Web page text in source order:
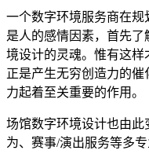
一个数字环境服务商在
是人的感情因素，首先
境设计的灵魂。惟有这样
正是产生无穷创造力的
力起着至关重要的作用。
场馆数字环境设计也由
为、赛事/演出服务等多